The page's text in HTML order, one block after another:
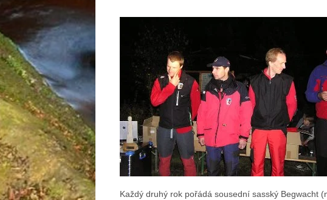
Každý druhý rok pořádá sousední sasský Begwacht